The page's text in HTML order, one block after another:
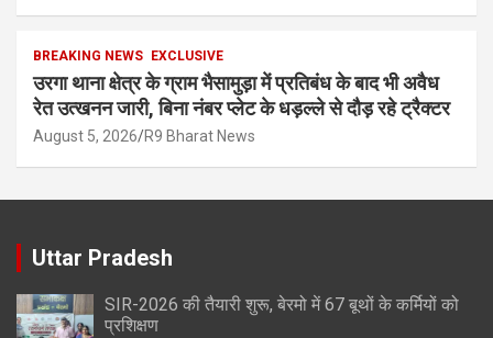
BREAKING NEWS EXCLUSIVE
उरगा थाना क्षेत्र के ग्राम भैसामुड़ा में प्रतिबंध के बाद भी अवैध
रेत उत्खनन जारी, बिना नंबर प्लेट के धड़ल्ले से दौड़ रहे ट्रैक्टर
August 5, 2026 R9 Bharat News
Uttar Pradesh
SIR-2026 की तैयारी शुरू, बेरमो में 67 बूथों के कर्मियों को
प्रशिक्षण